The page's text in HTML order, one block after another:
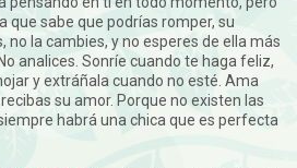
que sabe que podrías romper, su
no la cambies, y no esperes de ella más
analices. Sonríe cuando te haga feliz,
y extráñala cuando no esté. Ama
su amor. Porque no existen las
habrá una chica que es perfecta